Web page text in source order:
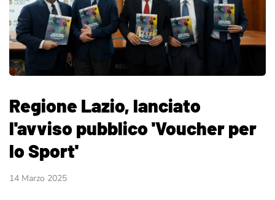
Regione Lazio, lanciato
l'avviso pubblico 'Voucher per
lo Sport'
14 Marzo 2025